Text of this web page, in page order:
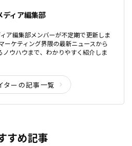
ィア編集部
ア編集部メンバーが不定期で更新しま
ーケティング界隈の最新ニュースから
ノウハウまで、わかりやすく紹介しま
ターの記事一覧
すめ記事